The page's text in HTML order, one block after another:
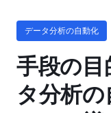
データ分析の自動化
手段の目
タ分析